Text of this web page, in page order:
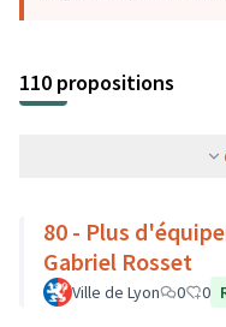
110 propositions
80 - Plus
Gabriel Rosset
Ville de Lyon 0 0